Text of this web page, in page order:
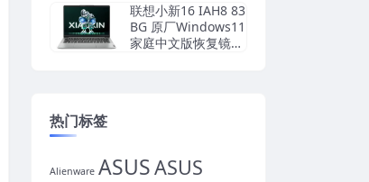
下载
联想小新16 IAH8 83
BG 原厂Windows11
家庭中文版恢复镜像
热门标签
Alienware ASUSASUS